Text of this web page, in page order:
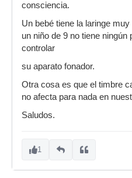
consciencia.
Un bebé tiene la laringe
un niño de 9 no tiene
controlar
su aparato fonador.
Otra cosa es que el timbre
no afecta para nada en
Saludos.
1